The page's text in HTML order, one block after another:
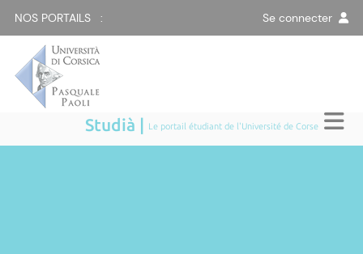
NOS PORTAILS : Se connecter
Studià | Le portail étudiant de l'Université de Corse